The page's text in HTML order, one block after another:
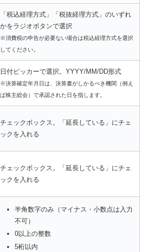
「税込経理方式」「税抜経理方式」のいずれ
かをラジオボタンで選択
※消費税の申告が必要ない場合は税込経理方式を選択
してください。
日付ピッカーで選択。YYYY/MM/DD形式
※決算確定年月日は、決算書がしかるべき機関（例え
ば株主総会）で承認された日を指します。
チェックボックス。「延長している」にチェ
ックを入れる
チェックボックス。「延長している」にチェ
ックを入れる
半角数字のみ（マイナス・小数点は入力
不可）
0以上の整数
5桁以内